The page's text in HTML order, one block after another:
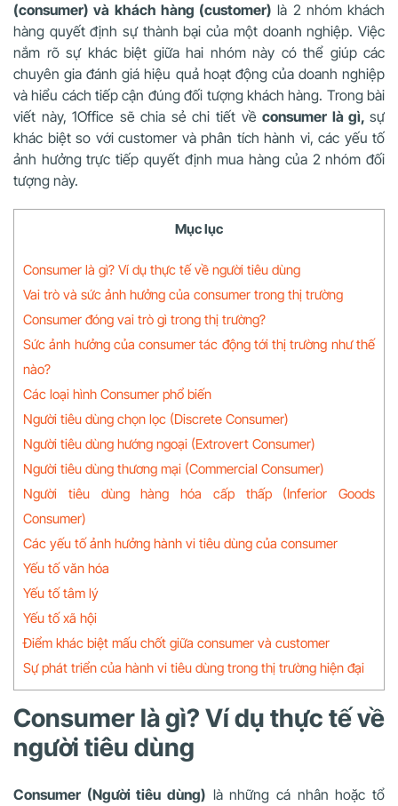
(consumer) và khách hàng (customer) là 2 nhóm khách
hàng quyết định sự thành bại của một doanh nghiệp. Việc
nắm rõ sự khác biệt giữa hai nhóm này có thể giúp các
chuyên gia đánh giá hiệu quả hoạt động của doanh nghiệp
và hiểu cách tiếp cận đúng đối tượng khách hàng. Trong bài
viết này, 1Office sẽ chia sẻ chi tiết vềconsumer là gì, sự
khác biệt so với customer và phân tích hành vi, các yếu tố
ảnh hưởng trực tiếp quyết định mua hàng của 2 nhóm đối
tượng này.
Mục lục
Consumer là gì? Ví dụ thực tế về người tiêu dùng
Vai trò và sức ảnh hưởng của consumer trong thị trường
Consumer đóng vai trò gì trong thị trường?
Sức ảnh hưởng của consumer tác động tới thị trường như thế
nào?
Các loại hình Consumer phổ biến
Người tiêu dùng chọn lọc (Discrete Consumer)
Người tiêu dùng hướng ngoại (Extrovert Consumer)
Người tiêu dùng thương mại (Commercial Consumer)
Người tiêu dùng hàng hóa cấp thấp (Inferior Goods
Consumer)
Các yếu tố ảnh hưởng hành vi tiêu dùng của consumer
Yếu tố văn hóa
Yếu tố tâm lý
Yếu tố xã hội
Điểm khác biệt mấu chốt giữa consumer và customer
Sự phát triển của hành vi tiêu dùng trong thị trường hiện đại
Consumer là gì? Ví dụ thực tế về
người tiêu dùng
Consumer (Người tiêu dùng) là những cá nhân hoặc tổ